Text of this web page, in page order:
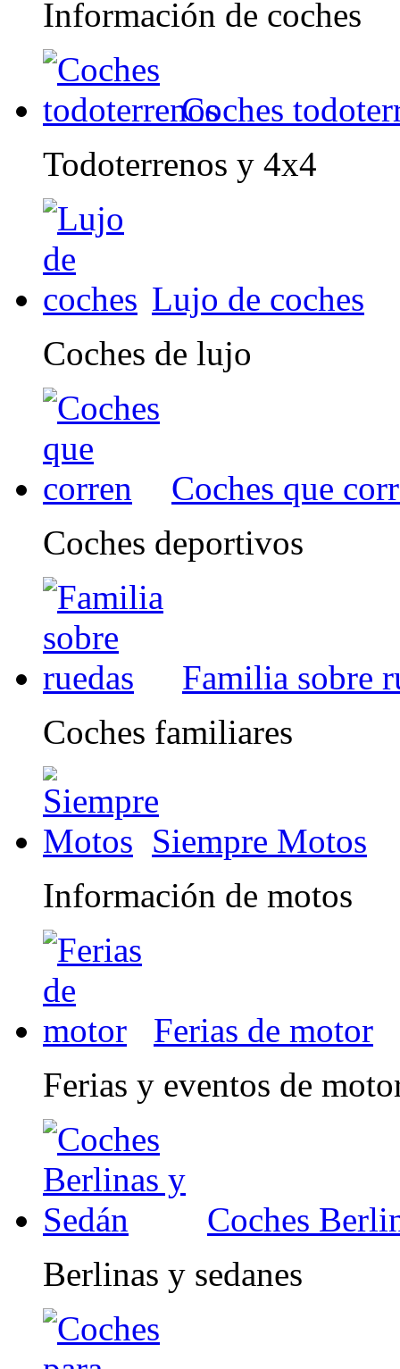
Información de coches
Coches
Todoterrenos y 4x4
Lujo de coches
Coches de lujo
Coches que
Coches deportivos
Familia sobre
Coches familiares
Siempre Motos
Información de motos
Ferias de motor
Ferias y eventos de
Coches
Berlinas y sedanes